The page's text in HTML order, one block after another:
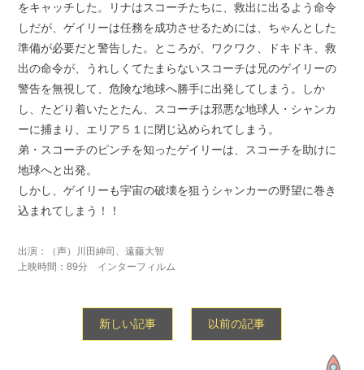
をキャッチした。リナはスコーチたちに、救出に出るよう命令
しだが、ゲイリーは任務を成功させるためには、ちゃんとした
準備が必要だと警告した。ところが、ワクワク、ドキドキ、救
出の命令が、うれしくてたまらないスコーチは兄のゲイリーの
警告を無視して、危険な地球へ勝手に出発してしまう。しか
し、たどり着いたとたん、スコーチは邪悪な地球人・シャンカ
ーに捕まり、エリア５１に閉じ込められてしまう。
弟・スコーチのピンチを知ったゲイリーは、スコーチを助けに
地球へと出発。
しかし、ゲイリーも宇宙の破壊を狙うシャンカーの野望に巻き
込まれてしまう！！
出演：（声）川田紳司、遠藤大智
上映時間：89分 インターフィルム
新しい記事 以前の記事